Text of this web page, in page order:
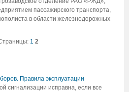
пассажирского транспорта,
в области железнодорожных
1 2
Правила эксплуатации
сигнализации исправна, если все